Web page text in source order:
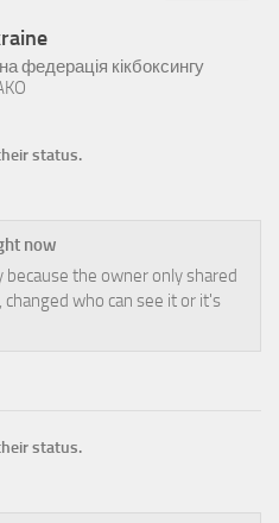
федерація кікбоксингу
status.
now
the owner only shared
who can see it or it's
status.